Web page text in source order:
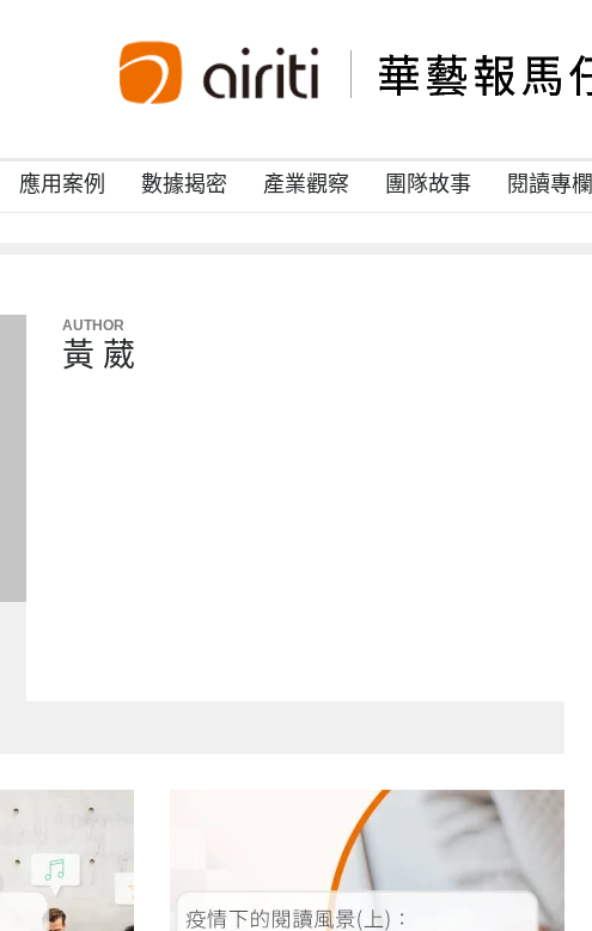
應用案例 數據揭密 產業觀察 團隊故事 閱讀專欄
AUTHOR
黃 葳